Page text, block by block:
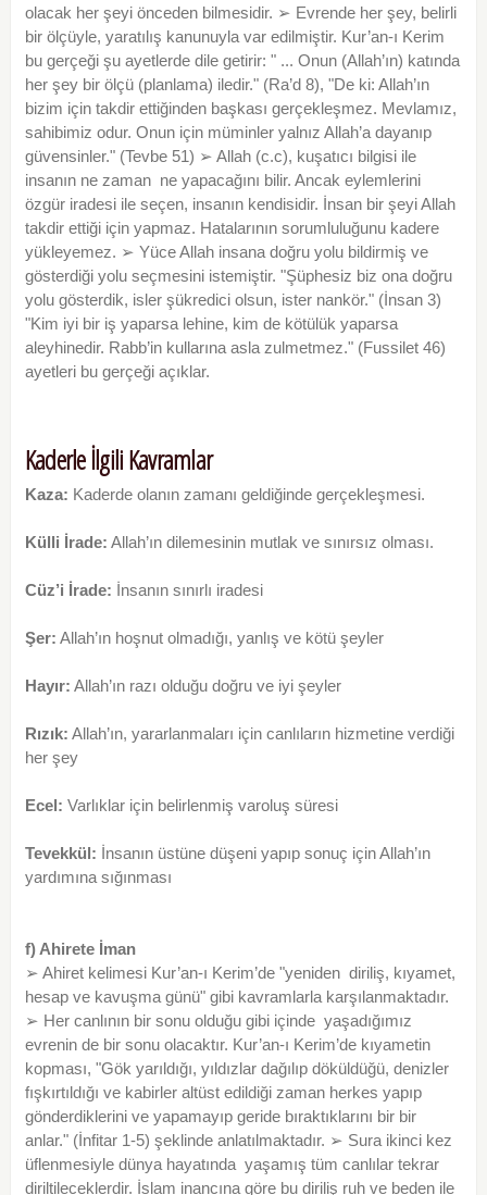
olacak her şeyi önceden bilmesidir. ➢ Evrende her şey, belirli
bir ölçüyle, yaratılış kanunuyla var edilmiştir. Kur’an-ı Kerim
bu gerçeği şu ayetlerde dile getirir: " ... Onun (Allah’ın) katında
her şey bir ölçü (planlama) iledir." (Ra’d 8), "De ki: Allah’ın
bizim için takdir ettiğinden başkası gerçekleşmez. Mevlamız,
sahibimiz odur. Onun için müminler yalnız Allah’a dayanıp
güvensinler." (Tevbe 51) ➢ Allah (c.c), kuşatıcı bilgisi ile
insanın ne zaman ne yapacağını bilir. Ancak eylemlerini
özgür iradesi ile seçen, insanın kendisidir. İnsan bir şeyi Allah
takdir ettiği için yapmaz. Hatalarının sorumluluğunu kadere
yükleyemez. ➢ Yüce Allah insana doğru yolu bildirmiş ve
gösterdiği yolu seçmesini istemiştir. "Şüphesiz biz ona doğru
yolu gösterdik, isler şükredici olsun, ister nankör." (İnsan 3)
"Kim iyi bir iş yaparsa lehine, kim de kötülük yaparsa
aleyhinedir. Rabb’in kullarına asla zulmetmez." (Fussilet 46)
ayetleri bu gerçeği açıklar.
Kaderle İlgili Kavramlar
Kaza: Kaderde olanın zamanı geldiğinde gerçekleşmesi.
Külli İrade: Allah’ın dilemesinin mutlak ve sınırsız olması.
Cüz’i İrade: İnsanın sınırlı iradesi
Şer: Allah’ın hoşnut olmadığı, yanlış ve kötü şeyler
Hayır: Allah’ın razı olduğu doğru ve iyi şeyler
Rızık: Allah’ın, yararlanmaları için canlıların hizmetine verdiği
her şey
Ecel: Varlıklar için belirlenmiş varoluş süresi
Tevekkül: İnsanın üstüne düşeni yapıp sonuç için Allah’ın
yardımına sığınması
f) Ahirete İman
➢ Ahiret kelimesi Kur’an-ı Kerim’de "yeniden diriliş, kıyamet,
hesap ve kavuşma günü" gibi kavramlarla karşılanmaktadır.
➢ Her canlının bir sonu olduğu gibi içinde yaşadığımız
evrenin de bir sonu olacaktır. Kur’an-ı Kerim’de kıyametin
kopması, "Gök yarıldığı, yıldızlar dağılıp döküldüğü, denizler
fışkırtıldığı ve kabirler altüst edildiği zaman herkes yapıp
gönderdiklerini ve yapamayıp geride bıraktıklarını bir bir
anlar." (İnfitar 1-5) şeklinde anlatılmaktadır. ➢ Sura ikinci kez
üflenmesiyle dünya hayatında yaşamış tüm canlılar tekrar
diriltileceklerdir. İslam inancına göre bu diriliş ruh ve beden ile